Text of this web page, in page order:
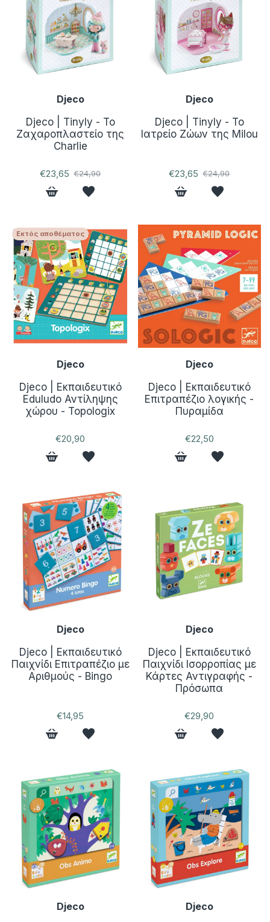
Djeco
Djeco | Tinyly - Το
Ζαχαροπλαστείο της
Charlie
€23,65 €24,90
Djeco
Djeco | Tinyly - Το
Ιατρείο Ζώων της Milou
€23,65 €24,90
Εκτός αποθέματος
Djeco
Djeco | Εκπαιδευτικό
Eduludo Αντίληψης
χώρου - Topologix
€20,90
Djeco
Djeco | Εκπαιδευτικό
Επιτραπέζιο λογικής -
Πυραμίδα
€22,50
Djeco
Djeco | Εκπαιδευτικό
Παιχνίδι Επιτραπέζιο με
Αριθμούς - Bingo
€14,95
Djeco
Djeco | Εκπαιδευτικό
Παιχνίδι Ισορροπίας με
Κάρτες Αντιγραφής -
Πρόσωπα
€29,90
Djeco
Djeco